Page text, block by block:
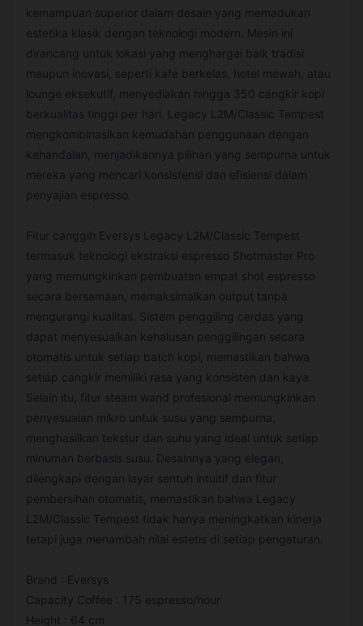
kemampuan superior dalam desain yang memadukan
estetika klasik dengan teknologi modern. Mesin ini
dirancang untuk lokasi yang menghargai baik tradisi
maupun inovasi, seperti kafe berkelas, hotel mewah, atau
lounge eksekutif, menyediakan hingga 350 cangkir kopi
berkualitas tinggi per hari. Legacy L2M/Classic Tempest
mengkombinasikan kemudahan penggunaan dengan
kehandalan, menjadikannya pilihan yang sempurna untuk
mereka yang mencari konsistensi dan efisiensi dalam
penyajian espresso.
Fitur canggih Eversys Legacy L2M/Classic Tempest
termasuk teknologi ekstraksi espresso Shotmaster Pro
yang memungkinkan pembuatan empat shot espresso
secara bersamaan, memaksimalkan output tanpa
mengurangi kualitas. Sistem penggiling cerdas yang
dapat menyesuaikan kehalusan penggilingan secara
otomatis untuk setiap batch kopi, memastikan bahwa
setiap cangkir memiliki rasa yang konsisten dan kaya.
Selain itu, fitur steam wand profesional memungkinkan
penyesuaian mikro untuk susu yang sempurna,
menghasilkan tekstur dan suhu yang ideal untuk setiap
minuman berbasis susu. Desainnya yang elegan,
dilengkapi dengan layar sentuh intuitif dan fitur
pembersihan otomatis, memastikan bahwa Legacy
L2M/Classic Tempest tidak hanya meningkatkan kinerja
tetapi juga menambah nilai estetis di setiap pengaturan.
Brand : Eversys
Capacity Coffee : 175 espresso/hour
Height : 64 cm